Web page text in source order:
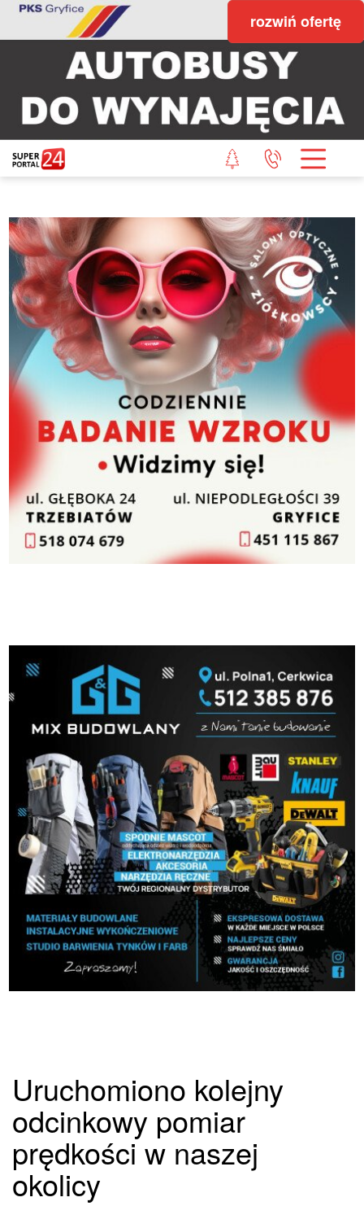
rozwiń ofertę
Uruchomiono kolejny
odcinkowy pomiar
prędkości w naszej
okolicy